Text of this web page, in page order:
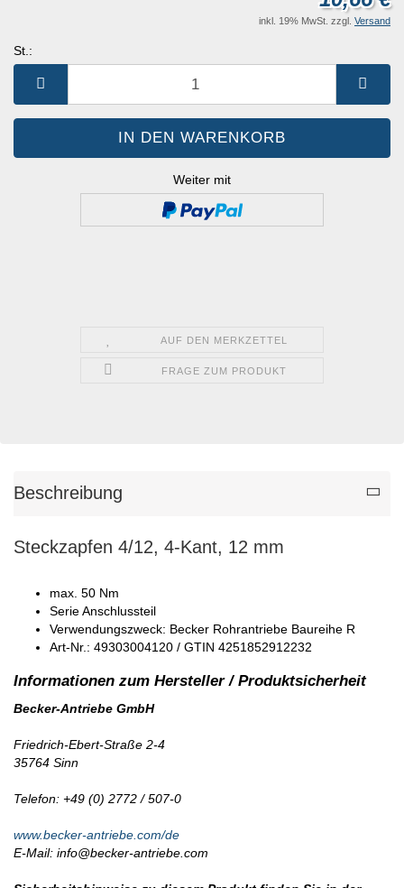
inkl. 19% MwSt. zzgl. Versand
St.:
Weiter mit
AUF DEN MERKZETTEL
FRAGE ZUM PRODUKT
Beschreibung
Steckzapfen 4/12, 4-Kant, 12 mm
max. 50 Nm
Serie Anschlussteil
Verwendungszweck: Becker Rohrantriebe Baureihe R
Art-Nr.: 49303004120 / GTIN 4251852912232
Becker-Antriebe GmbH
Friedrich-Ebert-Straße 2-4
35764 Sinn
Telefon: +49 (0) 2772 / 507-0
www.becker-antriebe.com/de
E-Mail: info@becker-antriebe.com